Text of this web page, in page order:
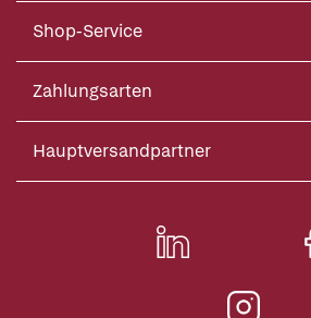
Shop-Service
Zahlungsarten
Hauptversandpartner